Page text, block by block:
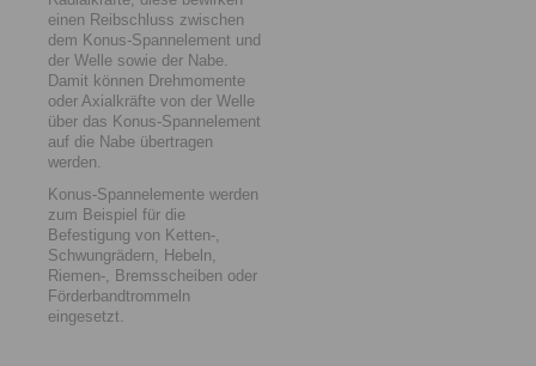
einen Reibschluss zwischen
dem Konus-Spannelement und
der Welle sowie der Nabe.
Damit ­können Drehmomente
oder Axialkräfte von der Welle
über das Konus-Spannelement
auf die Nabe übertragen
werden.
Konus-Spannelemente werden
zum Beispiel für die
Befestigung von Ketten-,
Schwungrädern, Hebeln,
Riemen-, Bremsscheiben oder
Förderbandtrommeln
eingesetzt.